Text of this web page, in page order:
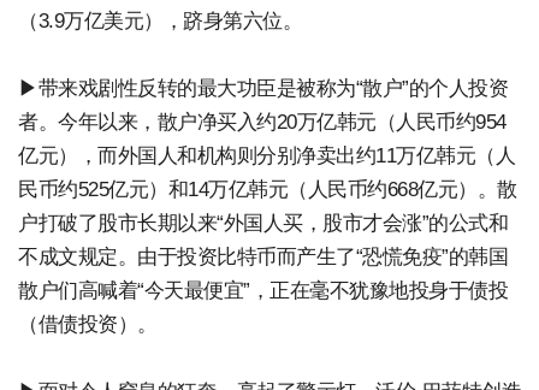
（3.9万亿美元），跻身第六位。
▶带来戏剧性反转的最大功臣是被称为“散户”的个人投资
者。今年以来，散户净买入约20万亿韩元（人民币约954
亿元），而外国人和机构则分别净卖出约11万亿韩元（人
民币约525亿元）和14万亿韩元（人民币约668亿元）。散
户打破了股市长期以来“外国人买，股市才会涨”的公式和
不成文规定。由于投资比特币而产生了“恐慌免疫”的韩国
散户们高喊着“今天最便宜”，正在毫不犹豫地投身于债投
（借债投资）。